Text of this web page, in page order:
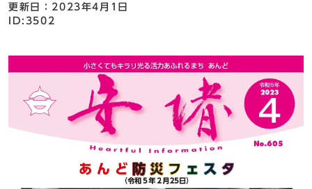
更新日：2023年4月1日
ID:3502